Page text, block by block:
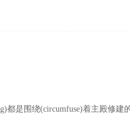
都是围绕(circumfuse)着主殿修建